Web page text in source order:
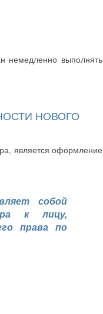
немедленно выполнять
НОВОГО
является оформление
собой
к лицу,
права по